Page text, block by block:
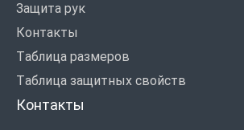
Защита рук
Контакты
Таблица размеров
Таблица защитных свойств
Контакты